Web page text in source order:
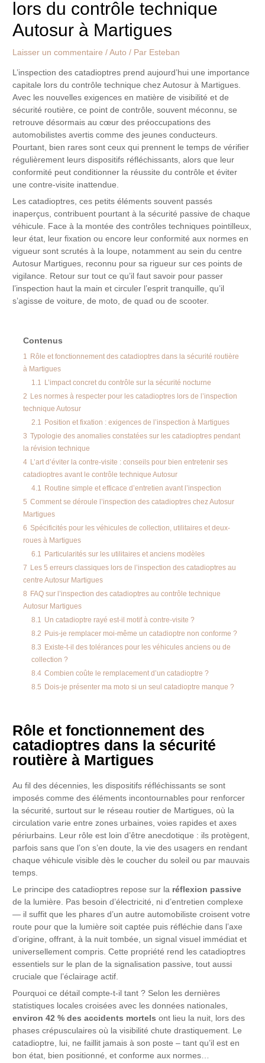
lors du contrôle technique
Autosur à Martigues
Laisser un commentaire /Auto / Par Esteban
L’inspection des catadioptres prend aujourd’hui une importance
capitale lors du contrôle technique chez Autosur à Martigues.
Avec les nouvelles exigences en matière de visibilité et de
sécurité routière, ce point de contrôle, souvent méconnu, se
retrouve désormais au cœur des préoccupations des
automobilistes avertis comme des jeunes conducteurs.
Pourtant, bien rares sont ceux qui prennent le temps de vérifier
régulièrement leurs dispositifs réfléchissants, alors que leur
conformité peut conditionner la réussite du contrôle et éviter
une contre-visite inattendue.
Les catadioptres, ces petits éléments souvent passés
inaperçus, contribuent pourtant à la sécurité passive de chaque
véhicule. Face à la montée des contrôles techniques pointilleux,
leur état, leur fixation ou encore leur conformité aux normes en
vigueur sont scrutés à la loupe, notamment au sein du centre
Autosur Martigues, reconnu pour sa rigueur sur ces points de
vigilance. Retour sur tout ce qu’il faut savoir pour passer
l’inspection haut la main et circuler l’esprit tranquille, qu’il
s’agisse de voiture, de moto, de quad ou de scooter.
Contenus
1 Rôle et fonctionnement des catadioptres dans la sécurité routière
à Martigues
1.1 L’impact concret du contrôle sur la sécurité nocturne
2 Les normes à respecter pour les catadioptres lors de l’inspection
technique Autosur
2.1 Position et fixation : exigences de l’inspection à Martigues
3 Typologie des anomalies constatées sur les catadioptres pendant
la révision technique
4 L’art d’éviter la contre-visite : conseils pour bien entretenir ses
catadioptres avant le contrôle technique Autosur
4.1 Routine simple et efficace d’entretien avant l’inspection
5 Comment se déroule l’inspection des catadioptres chez Autosur
Martigues
6 Spécificités pour les véhicules de collection, utilitaires et deux-
roues à Martigues
6.1 Particularités sur les utilitaires et anciens modèles
7 Les 5 erreurs classiques lors de l’inspection des catadioptres au
centre Autosur Martigues
8 FAQ sur l’inspection des catadioptres au contrôle technique
Autosur Martigues
8.1 Un catadioptre rayé est-il motif à contre-visite ?
8.2 Puis-je remplacer moi-même un catadioptre non conforme ?
8.3 Existe-t-il des tolérances pour les véhicules anciens ou de
collection ?
8.4 Combien coûte le remplacement d’un catadioptre ?
8.5 Dois-je présenter ma moto si un seul catadioptre manque ?
Rôle et fonctionnement des
catadioptres dans la sécurité
routière à Martigues
Au fil des décennies, les dispositifs réfléchissants se sont
imposés comme des éléments incontournables pour renforcer
la sécurité, surtout sur le réseau routier de Martigues, où la
circulation varie entre zones urbaines, voies rapides et axes
périurbains. Leur rôle est loin d’être anecdotique : ils protègent,
parfois sans que l’on s’en doute, la vie des usagers en rendant
chaque véhicule visible dès le coucher du soleil ou par mauvais
temps.
Le principe des catadioptres repose sur la réflexion passive
de la lumière. Pas besoin d’électricité, ni d’entretien complexe
— il suffit que les phares d’un autre automobiliste croisent votre
route pour que la lumière soit captée puis réfléchie dans l’axe
d’origine, offrant, à la nuit tombée, un signal visuel immédiat et
universellement compris. Cette propriété rend les catadioptres
essentiels sur le plan de la signalisation passive, tout aussi
cruciale que l’éclairage actif.
Pourquoi ce détail compte-t-il tant ? Selon les dernières
statistiques locales croisées avec les données nationales,
environ 42 % des accidents mortels ont lieu la nuit, lors des
phases crépusculaires où la visibilité chute drastiquement. Le
catadioptre, lui, ne faillit jamais à son poste – tant qu’il est en
bon état, bien positionné, et conforme aux normes…